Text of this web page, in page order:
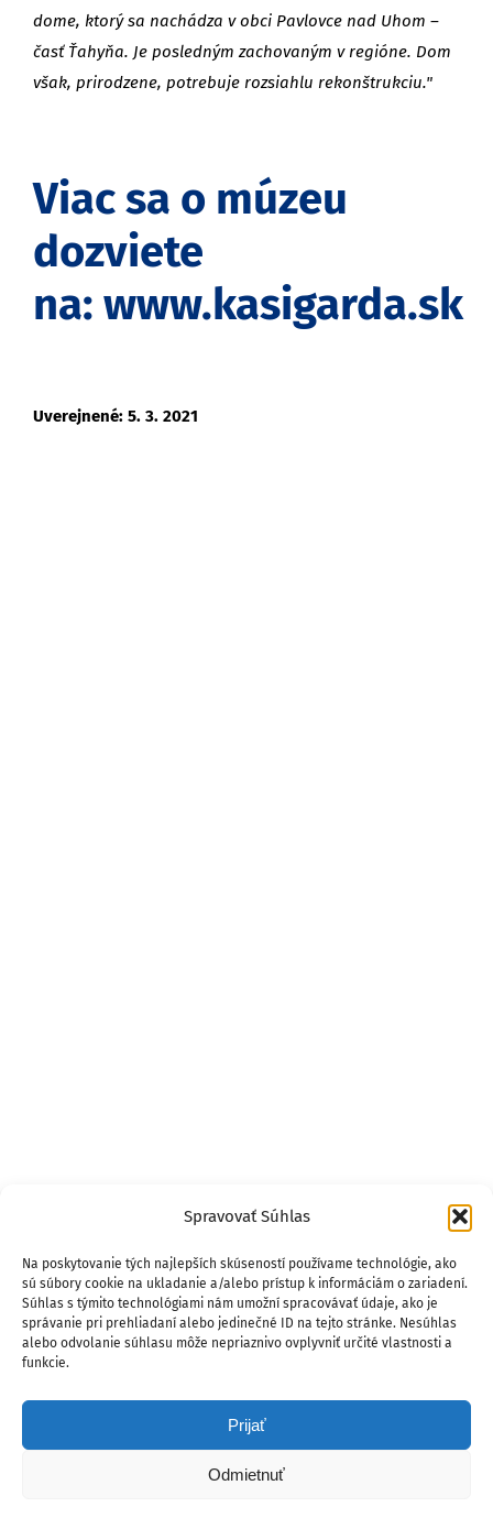
Spravovať Súhlas
Na poskytovanie tých najlepších skúseností používame technológie, ako
sú súbory cookie na ukladanie a/alebo prístup k informáciám o zariadení.
Súhlas s týmito technológiami nám umožní spracovávať údaje, ako je
správanie pri prehliadaní alebo jedinečné ID na tejto stránke. Nesúhlas
alebo odvolanie súhlasu môže nepriaznivo ovplyvniť určité vlastnosti a
funkcie.
Prijať
Odmietnuť
dome, ktorý sa nachádza v obci Pavlovce nad Uhom –
časť Ťahyňa. Je posledným zachovaným v regióne. Dom
však, prirodzene, potrebuje rozsiahlu rekonštrukciu."
Viac sa o múzeu
dozviete
na: www.kasigarda.sk
Uverejnené: 5. 3. 2021